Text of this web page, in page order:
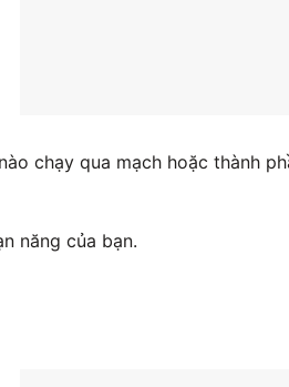
chạy qua mạch hoặc thành
năng của bạn.